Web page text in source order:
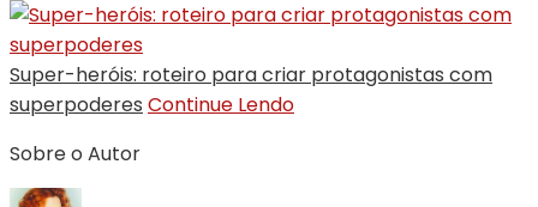
Super-heróis: roteiro para criar protagonistas com
superpoderes Continue Lendo
Sobre o Autor